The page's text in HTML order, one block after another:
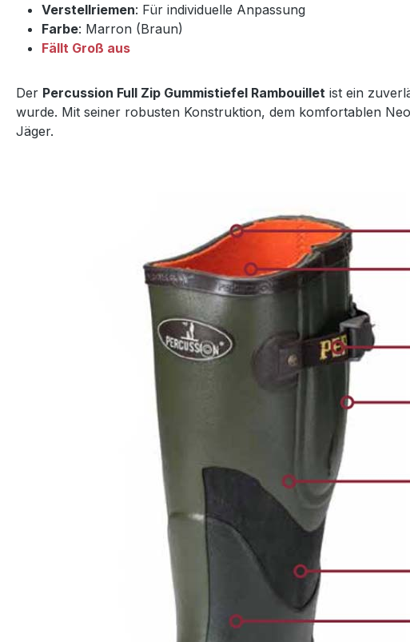
Verstellriemen: Für individuelle Anpassung
Farbe: Marron (Braun)
Fällt Groß aus
Der Percussion Full Zip Gummistiefel Rambouillet ist ein
wurde. Mit seiner robusten Konstruktion, dem komfortablen
Jäger.